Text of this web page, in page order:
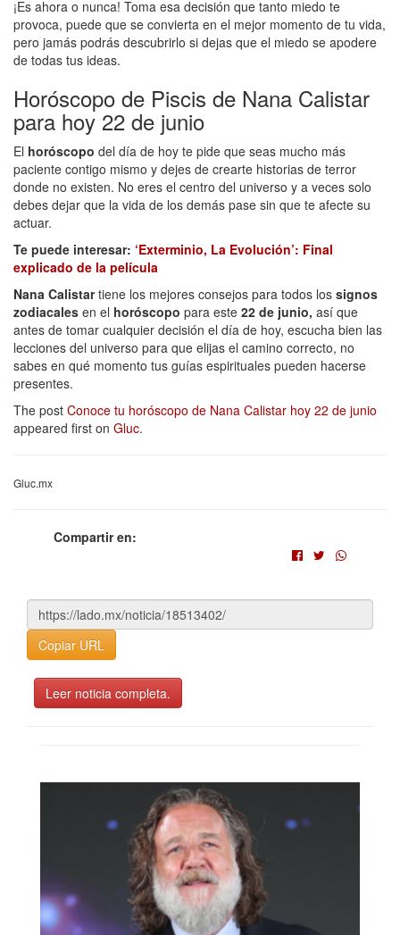
¡Es ahora o nunca! Toma esa decisión que tanto miedo te
provoca, puede que se convierta en el mejor momento de tu vida,
pero jamás podrás descubrirlo si dejas que el miedo se apodere
de todas tus ideas.
Horóscopo de Piscis de Nana Calistar
para hoy 22 de junio
El horóscopo del día de hoy te pide que seas mucho más
paciente contigo mismo y dejes de crearte historias de terror
donde no existen. No eres el centro del universo y a veces solo
debes dejar que la vida de los demás pase sin que te afecte su
actuar.
Te puede interesar: ‘Exterminio, La Evolución’: Final
explicado de la película
Nana Calistartiene los mejores consejos para todos los signos
zodiacales en el horóscopo para este 22 de junio, así que
antes de tomar cualquier decisión el día de hoy, escucha bien las
lecciones del universo para que elijas el camino correcto, no
sabes en qué momento tus guías espirituales pueden hacerse
presentes.
The post Conoce tu horóscopo de Nana Calistar hoy 22 de junio
appeared first on Gluc.
Gluc.mx
Compartir en:
Copiar URL
Leer noticia completa.